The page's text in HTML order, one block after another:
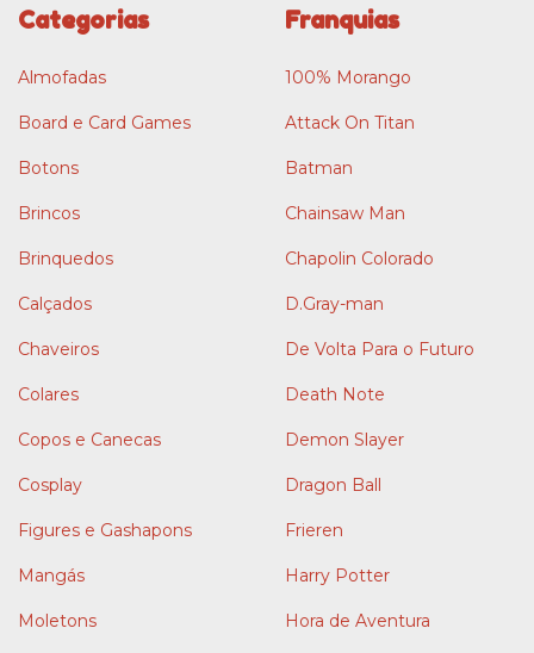
Categorias
Almofadas
Board e Card Games
Botons
Brincos
Brinquedos
Calçados
Chaveiros
Colares
Copos e Canecas
Cosplay
Figures e Gashapons
Mangás
Moletons
Franquias
100% Morango
Attack On Titan
Batman
Chainsaw Man
Chapolin Colorado
D.Gray-man
De Volta Para o Futuro
Death Note
Demon Slayer
Dragon Ball
Frieren
Harry Potter
Hora de Aventura